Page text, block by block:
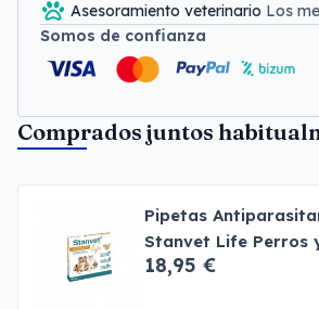
Asesoramiento veterinario Los
Somos de confianza
Comprados juntos
Pipetas
Stanvet Life Perros
18,95 €